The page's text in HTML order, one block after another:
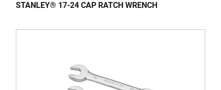
STANLEY® 17-24 CAP RATCH WRENCH